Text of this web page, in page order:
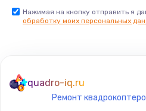
Нажимая на кнопку отправить я
обработку моих персональных
quadro-iq.ru
Ремонт